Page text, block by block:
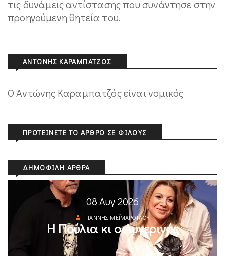
τις δυνάμεις αντίστασης που συνάντησε στην
προηγούμενη θητεία του.
ΑΝΤΏΝΗΣ ΚΑΡΑΜΠΑΤΖΌΣ
Ο Αντώνης Καραμπατζός είναι νομικός
ΠΡΟΤΕΊΝΕΤΕ ΤΟ ΆΡΘΡΟ ΣΕ ΦΊΛΟΥΣ
ΔΗΜΟΦΙΛΉ ΆΡΘΡΑ
08 Αυγ 2026
ΓΙΆΝΝΗΣ ΜΕΪΜΆΡΟΓΛΟΥ
Η Πούλια κι ο Αυγερινός